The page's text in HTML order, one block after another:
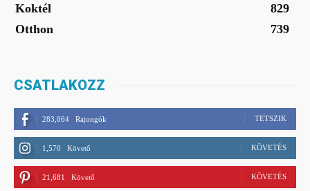
Koktél
829
Otthon
739
CSATLAKOZZ
283,064 Rajongók TETSZIK
1,570 Követő KÖVETÉS
21,681 Követő KÖVETÉS